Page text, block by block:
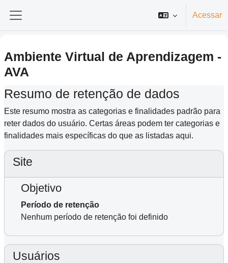
Acessar
Ambiente Virtual de Aprendizagem -
AVA
Resumo de retenção de dados
Este resumo mostra as categorias e finalidades padrão para
reter dados do usuário. Certas áreas podem ter categorias e
finalidades mais específicas do que as listadas aqui.
Site
Objetivo
Período de retenção
Nenhum período de retenção foi definido
Usuários